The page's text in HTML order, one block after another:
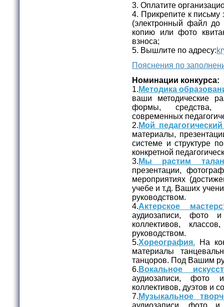
3. Оплатите
4. Прикрепите к письму
(электронный файл до
копию или фото
взноса;
5. Вышлите по адресу:
Пояснения по
Номинации конкурса:
1. Методика
ваши методические
формы, средства,
современных
2. Мой
материалы,
системе и структуре
конкретной
3. Мы растим
презентации,
мероприятиях
учебе и т.д. Ваших
руководством.
4.Актерское
аудиозаписи, фото
коллективов,
руководством.
5.Хореография. На
материалы
танцоров. Под Вашим
6. Вокальное
аудиозаписи, фото
коллективов, дуэтов и
7. Музыкальное
аудиозаписи, фото